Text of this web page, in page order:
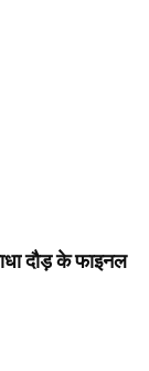
दौड़ के फाइनल